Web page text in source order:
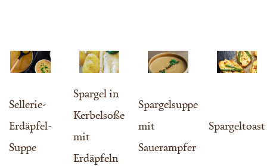
Sellerie-
Erdäpfel-
Suppe
Spargel in
Kerbelsoße
mit
Erdäpfeln
Spargelsuppe
mit
Sauerampfer
Spargeltoast